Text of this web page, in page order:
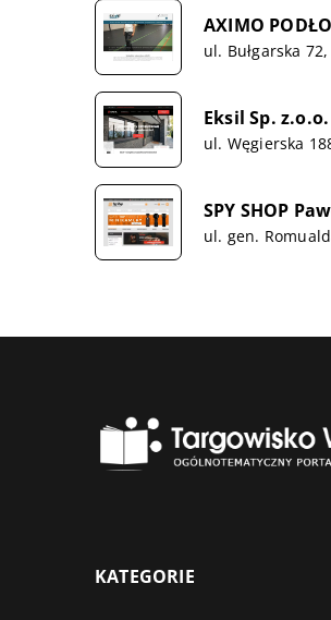
AXIMO
ul. Bułgarska
Eksil Sp. z.o.o.
ul. Węgierska
SPY SHOP
ul. gen.
KATEGORIE